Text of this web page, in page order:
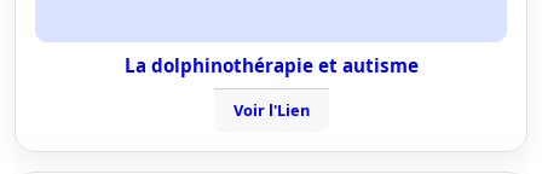
La dolphinothérapie et autisme
Voir l'Lien